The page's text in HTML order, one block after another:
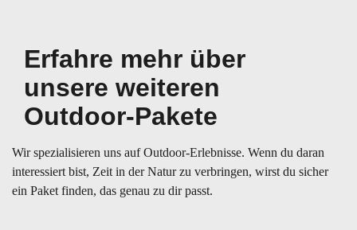
Erfahre mehr über
unsere weiteren
Outdoor-Pakete
Wir spezialisieren uns auf Outdoor-Erlebnisse. Wenn du daran
interessiert bist, Zeit in der Natur zu verbringen, wirst du sicher
ein Paket finden, das genau zu dir passt.